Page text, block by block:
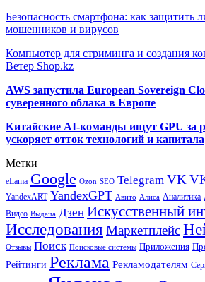
Безопасность смартфона: как защитить
мошенников и вирусов
Компьютер для стриминга и создания
Ветер Shop.kz
AWS запустила European Sovereign
суверенного облака в Европе
Китайские AI-команды ищут GPU за
ускоряет отток технологий и капитала
Метки
eLama Google Ozon SEO Telegram VK
YandexART YandexGPT Авито Алиса Аналитика
Видео Выдача Дзен Искусственный
Исследования Маркетплейс
Отзывы Поиск Поисковые системы Приложения
Рейтинги Реклама Рекламодателям